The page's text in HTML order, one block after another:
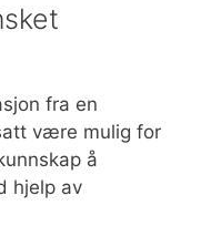
fra en
være mulig for
å
hjelp av